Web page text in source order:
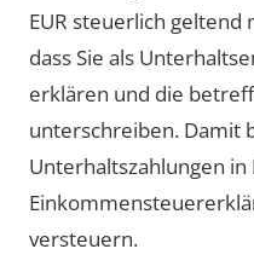
EUR steuerlich geltend
dass Sie als
erklären und die
unterschreiben. Damit
Unterhaltszahlungen
versteuern.